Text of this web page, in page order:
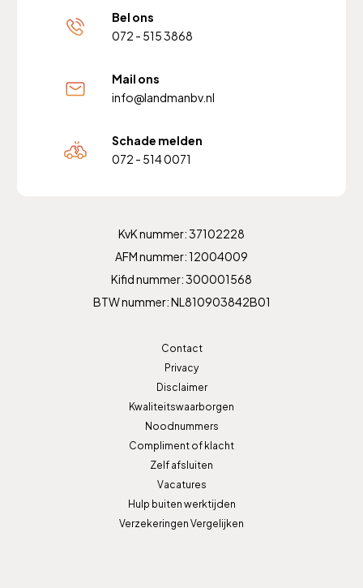
Bel ons
072 - 515 3868
Mail ons
info@landmanbv.nl
Schade melden
072 - 514 0071
KvK nummer: 37102228
AFM nummer: 12004009
Kifid nummer: 300001568
BTW nummer: NL810903842B01
Contact
Privacy
Disclaimer
Kwaliteitswaarborgen
Noodnummers
Compliment of klacht
Zelf afsluiten
Vacatures
Hulp buiten werktijden
Verzekeringen Vergelijken